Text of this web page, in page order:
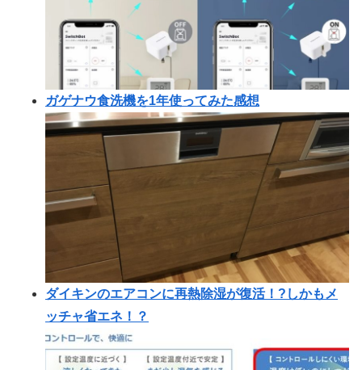
ガゲナウ食洗機を1年使ってみた感想
ダイキンのエアコンに再熱除湿が復活！?しかもメ
ッチャ省エネ！？